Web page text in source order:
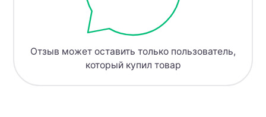
Отзыв может оставить только пользователь,
который купил товар